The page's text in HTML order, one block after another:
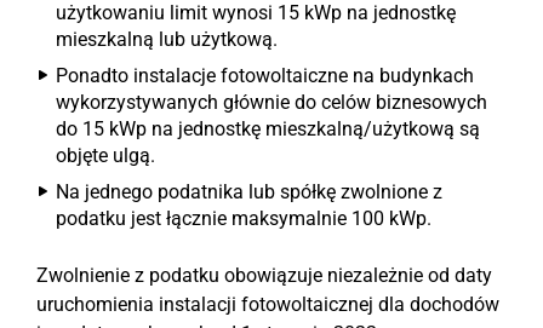
użytkowaniu limit wynosi 15 kWp na jednostkę
mieszkalną lub użytkową.
Ponadto instalacje fotowoltaiczne na budynkach
wykorzystywanych głównie do celów biznesowych
do 15 kWp na jednostkę mieszkalną/użytkową są
objęte ulgą.
Na jednego podatnika lub spółkę zwolnione z
podatku jest łącznie maksymalnie 100 kWp.
Zwolnienie z podatku obowiązuje niezależnie od daty
uruchomienia instalacji fotowoltaicznej dla dochodów